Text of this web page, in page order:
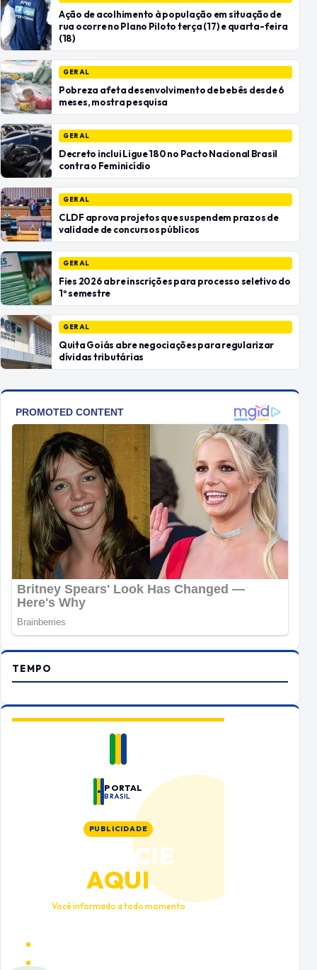
Ação de acolhimento à população em situação de
rua ocorre no Plano Piloto terça (17) e quarta-feira
(18)
GERAL
Pobreza afeta desenvolvimento de bebês desde 6
meses, mostra pesquisa
GERAL
Decreto inclui Ligue 180 no Pacto Nacional Brasil
contra o Feminicídio
GERAL
CLDF aprova projetos que suspendem prazos de
validade de concursos públicos
GERAL
Fies 2026 abre inscrições para processo seletivo do
1º semestre
GERAL
Quita Goiás abre negociações para regularizar
dívidas tributárias
TEMPO
PORTAL
BRASIL
PUBLICIDADE
ANUNCIE
AQUI
Você informado a todo momento
Cobertura nacional